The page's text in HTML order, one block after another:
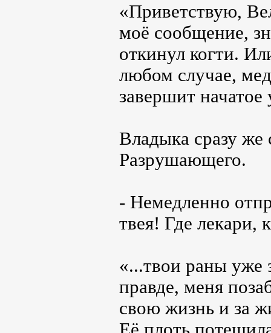
«Приветствую,
моё сообщение,
откинул когти.
любом случае,
завершит
Владыка сразу
Разрушающего.
- Немедленно
твея! Где лекари,
«...твои раны уже
правде, меня
свою жизнь и за